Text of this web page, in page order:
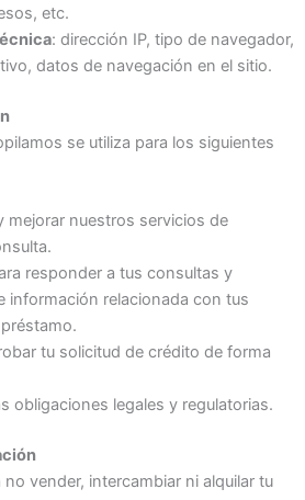
etc.
: dirección IP, tipo de navegador,
datos de navegación en el sitio.
se utiliza para los siguientes
mejorar nuestros servicios de
responder a tus consultas y
información relacionada con tus
tu solicitud de crédito de forma
obligaciones legales y regulatorias.
vender, intercambiar ni alquilar tu